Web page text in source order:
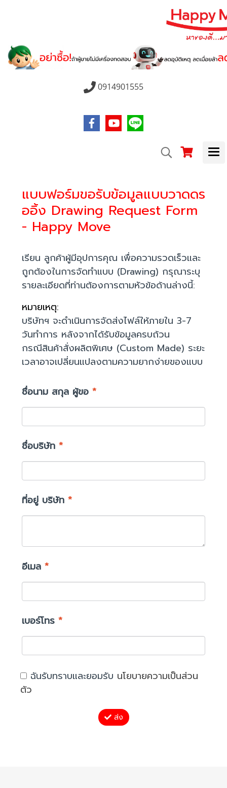
0914901555
แบบฟอร์มขอรับข้อมูลแบบวาดดร
ออิ้ง Drawing Request Form
- Happy Move
เรียน ลูกค้าผู้มีอุปการคุณ เพื่อความรวดเร็วและ
ถูกต้องในการจัดทำแบบ (Drawing) กรุณาระบุ
รายละเอียดที่ท่านต้องการตามหัวข้อด้านล่างนี้:
หมายเหตุ:
บริษัทฯ จะดำเนินการจัดส่งไฟล์ให้ภายใน 3-7
วันทำการ หลังจากได้รับข้อมูลครบถ้วน
กรณีสินค้าสั่งผลิตพิเศษ (Custom Made) ระยะ
เวลาอาจเปลี่ยนแปลงตามความยากง่ายของแบบ
ชื่อนาม สกุล ผู้ขอ *
ชื่อบริษัท *
ที่อยู่ บริษัท *
อีเมล *
เบอร์โทร *
ฉันรับทราบและยอมรับ นโยบายความเป็นส่วน
ตัว
ส่ง